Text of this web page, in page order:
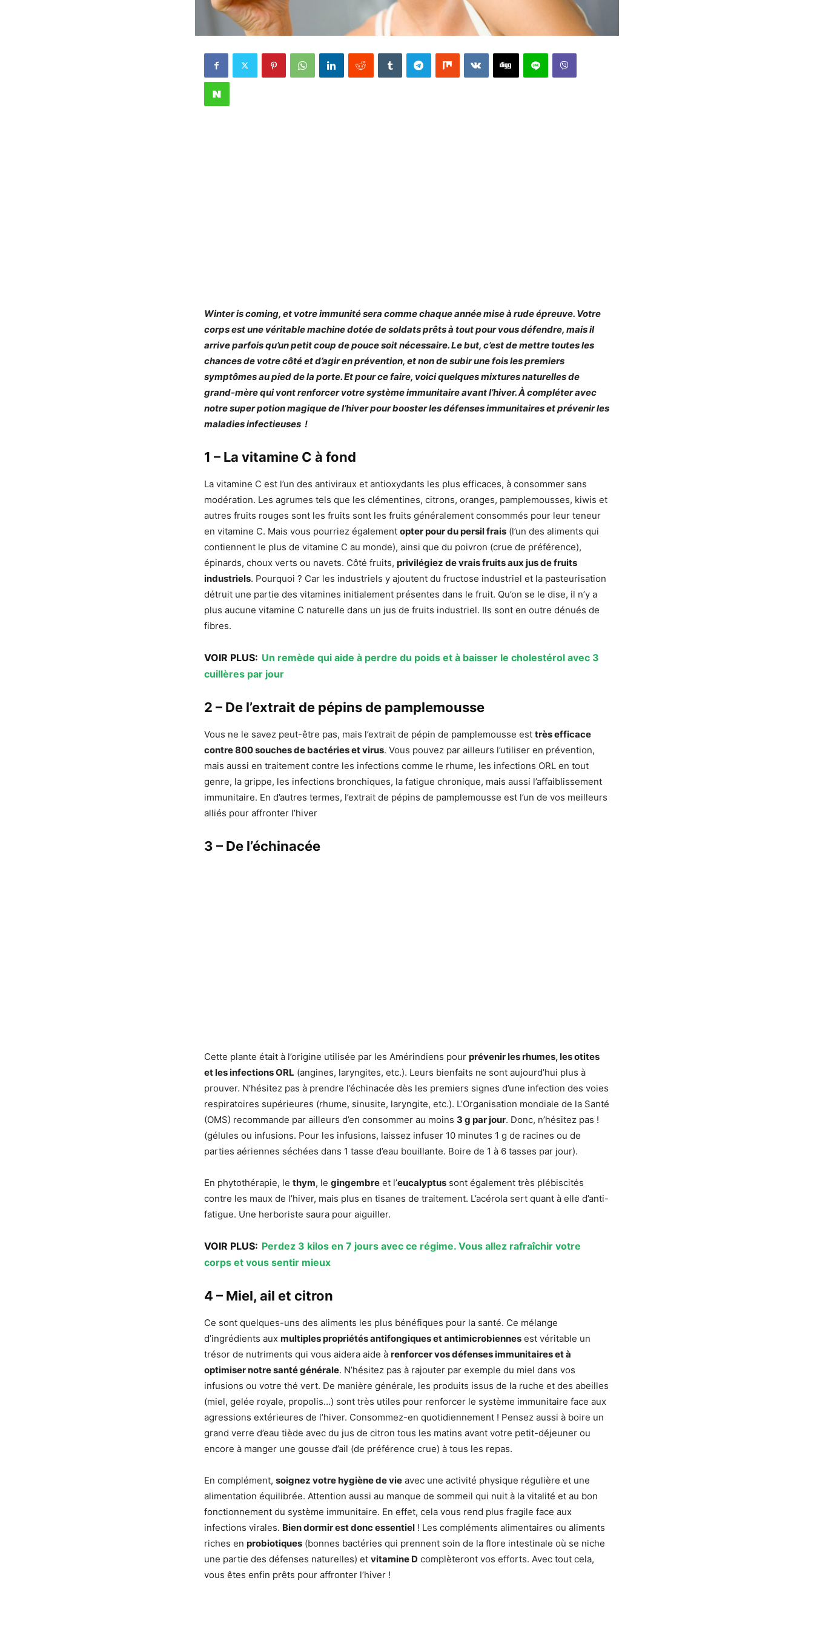
Winter is coming, et votre immunité sera comme chaque année mise à rude épreuve. Votre
corps est une véritable machine dotée de soldats prêts à tout pour vous défendre, mais il
arrive parfois qu’un petit coup de pouce soit nécessaire. Le but, c’est de mettre toutes les
chances de votre côté et d’agir en prévention, et non de subir une fois les premiers
symptômes au pied de la porte. Et pour ce faire, voici quelques mixtures naturelles de
grand-mère qui vont renforcer votre système immunitaire avant l’hiver. À compléter avec
notre super potion magique de l’hiver pour booster les défenses immunitaires et prévenir les
maladies infectieuses !
1 – La vitamine C à fond
La vitamine C est l’un des antiviraux et antioxydants les plus efficaces, à consommer sans
modération. Les agrumes tels que les clémentines, citrons, oranges, pamplemousses, kiwis et
autres fruits rouges sont les fruits sont les fruits généralement consommés pour leur teneur
en vitamine C. Mais vous pourriez également opter pour du persil frais (l’un des aliments qui
contiennent le plus de vitamine C au monde), ainsi que du poivron (crue de préférence),
épinards, choux verts ou navets. Côté fruits, privilégiez de vrais fruits aux jus de fruits
industriels. Pourquoi ? Car les industriels y ajoutent du fructose industriel et la pasteurisation
détruit une partie des vitamines initialement présentes dans le fruit. Qu’on se le dise, il n’y a
plus aucune vitamine C naturelle dans un jus de fruits industriel. Ils sont en outre dénués de
fibres.
VOIR PLUS: Un remède qui aide à perdre du poids et à baisser le cholestérol avec 3
cuillères par jour
2 – De l’extrait de pépins de pamplemousse
Vous ne le savez peut-être pas, mais l’extrait de pépin de pamplemousse est très efficace
contre 800 souches de bactéries et virus. Vous pouvez par ailleurs l’utiliser en prévention,
mais aussi en traitement contre les infections comme le rhume, les infections ORL en tout
genre, la grippe, les infections bronchiques, la fatigue chronique, mais aussi l’affaiblissement
immunitaire. En d’autres termes, l’extrait de pépins de pamplemousse est l’un de vos meilleurs
alliés pour affronter l’hiver
3 – De l’échinacée
Cette plante était à l’origine utilisée par les Amérindiens pour prévenir les rhumes, les otites
et les infections ORL (angines, laryngites, etc.). Leurs bienfaits ne sont aujourd’hui plus à
prouver. N’hésitez pas à prendre l’échinacée dès les premiers signes d’une infection des voies
respiratoires supérieures (rhume, sinusite, laryngite, etc.). L’Organisation mondiale de la Santé
(OMS) recommande par ailleurs d’en consommer au moins 3 g par jour. Donc, n’hésitez pas !
(gélules ou infusions. Pour les infusions, laissez infuser 10 minutes 1 g de racines ou de
parties aériennes séchées dans 1 tasse d’eau bouillante. Boire de 1 à 6 tasses par jour).
En phytothérapie, le thym, le gingembre et l’eucalyptus sont également très plébiscités
contre les maux de l’hiver, mais plus en tisanes de traitement. L’acérola sert quant à elle d’anti-
fatigue. Une herboriste saura pour aiguiller.
VOIR PLUS: Perdez 3 kilos en 7 jours avec ce régime. Vous allez rafraîchir votre
corps et vous sentir mieux
4 – Miel, ail et citron
Ce sont quelques-uns des aliments les plus bénéfiques pour la santé. Ce mélange
d’ingrédients aux multiples propriétés antifongiques et antimicrobiennes est véritable un
trésor de nutriments qui vous aidera aide à renforcer vos défenses immunitaires et à
optimiser notre santé générale. N’hésitez pas à rajouter par exemple du miel dans vos
infusions ou votre thé vert. De manière générale, les produits issus de la ruche et des abeilles
(miel, gelée royale, propolis…) sont très utiles pour renforcer le système immunitaire face aux
agressions extérieures de l’hiver. Consommez-en quotidiennement ! Pensez aussi à boire un
grand verre d’eau tiède avec du jus de citron tous les matins avant votre petit-déjeuner ou
encore à manger une gousse d’ail (de préférence crue) à tous les repas.
En complément, soignez votre hygiène de vie avec une activité physique régulière et une
alimentation équilibrée. Attention aussi au manque de sommeil qui nuit à la vitalité et au bon
fonctionnement du système immunitaire. En effet, cela vous rend plus fragile face aux
infections virales. Bien dormir est donc essentiel ! Les compléments alimentaires ou aliments
riches en probiotiques (bonnes bactéries qui prennent soin de la flore intestinale où se niche
une partie des défenses naturelles) et vitamine D complèteront vos efforts. Avec tout cela,
vous êtes enfin prêts pour affronter l’hiver !